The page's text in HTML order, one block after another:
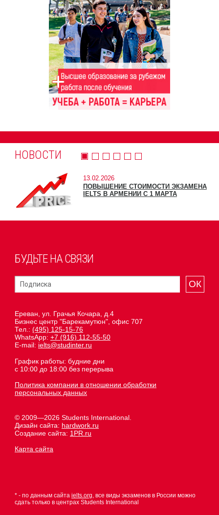
НОВОСТИ
13.02.2026
ПОВЫШЕНИЕ СТОИМОСТИ ЭКЗАМЕНА
IELTS В АРМЕНИИ С 1 МАРТА
БУДЬТЕ НА СВЯЗИ
ОК
Ереван, ул. Грачья Кочара, д.4
Бизнес центр "Барекамутюн", офис 707
Тел.: (495) 125-15-76
WhatsApp: +7 (916) 112-55-50
E-mail: ielts@studinter.ru
График работы: будние дни
с 10:00 до 18:00 без перерыва
Политика компании в отношении обработки
персональных данных
© 2009—2026 Students International.
Дизайн сайта: hardwork.ru
Создание сайта: 1PR.ru
Карта сайта
* - по данным сайта ielts.org, все виды экзаменов в России можно
сдать только в центрах Students International